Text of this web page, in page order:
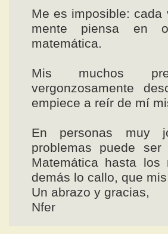
Me es imposible:
mente piensa en
matemática.
Mis muchos
vergonzosamente
empiece a reír de mí
En personas muy
problemas puede
Matemática hasta
demás lo callo, que
Un abrazo y gracias,
Nfer